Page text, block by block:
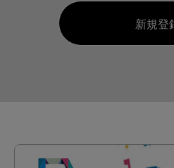
新規登